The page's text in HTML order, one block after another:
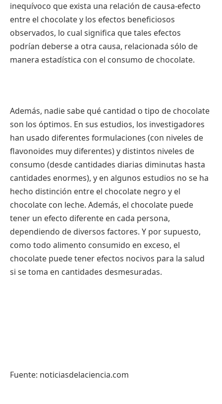
inequívoco que exista una relación de causa-efecto
entre el chocolate y los efectos beneficiosos
observados, lo cual significa que tales efectos
podrían deberse a otra causa, relacionada sólo de
manera estadística con el consumo de chocolate.
Además, nadie sabe qué cantidad o tipo de chocolate
son los óptimos. En sus estudios, los investigadores
han usado diferentes formulaciones (con niveles de
flavonoides muy diferentes) y distintos niveles de
consumo (desde cantidades diarias diminutas hasta
cantidades enormes), y en algunos estudios no se ha
hecho distinción entre el chocolate negro y el
chocolate con leche. Además, el chocolate puede
tener un efecto diferente en cada persona,
dependiendo de diversos factores. Y por supuesto,
como todo alimento consumido en exceso, el
chocolate puede tener efectos nocivos para la salud
si se toma en cantidades desmesuradas.
Fuente: noticiasdelaciencia.com